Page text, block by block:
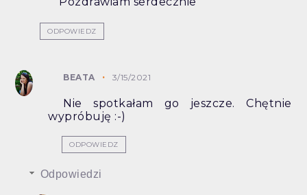
ODPOWIEDZ
BEATA 3/15/2021
Nie spotkałam go jeszcze. Chętnie
wypróbuję :-)
ODPOWIEDZ
Odpowiedzi